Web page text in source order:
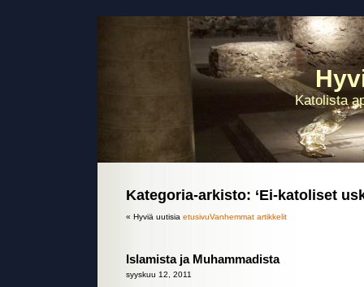
Katolista
Kategoria-arkisto: ‘Ei-katoliset
« Hyviä uutisia etusivuVanhemmat artikkelit
Islamista ja Muhammadista
syyskuu 12, 2011